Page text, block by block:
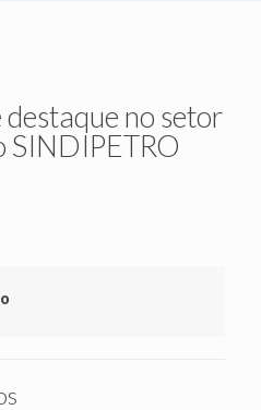
no setor
SINDIPETRO